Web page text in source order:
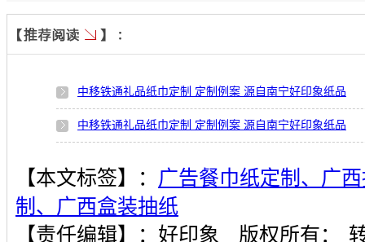
中移铁通礼品纸巾定制 定制例案 源自南宁好印象纸品
中移铁通礼品纸巾定制 定制例案 源自南宁好印象纸品
【本文标签】： 广告餐巾纸定制、广
制、广西盒装抽纸
【责任编辑】： 好印象 版权所有：